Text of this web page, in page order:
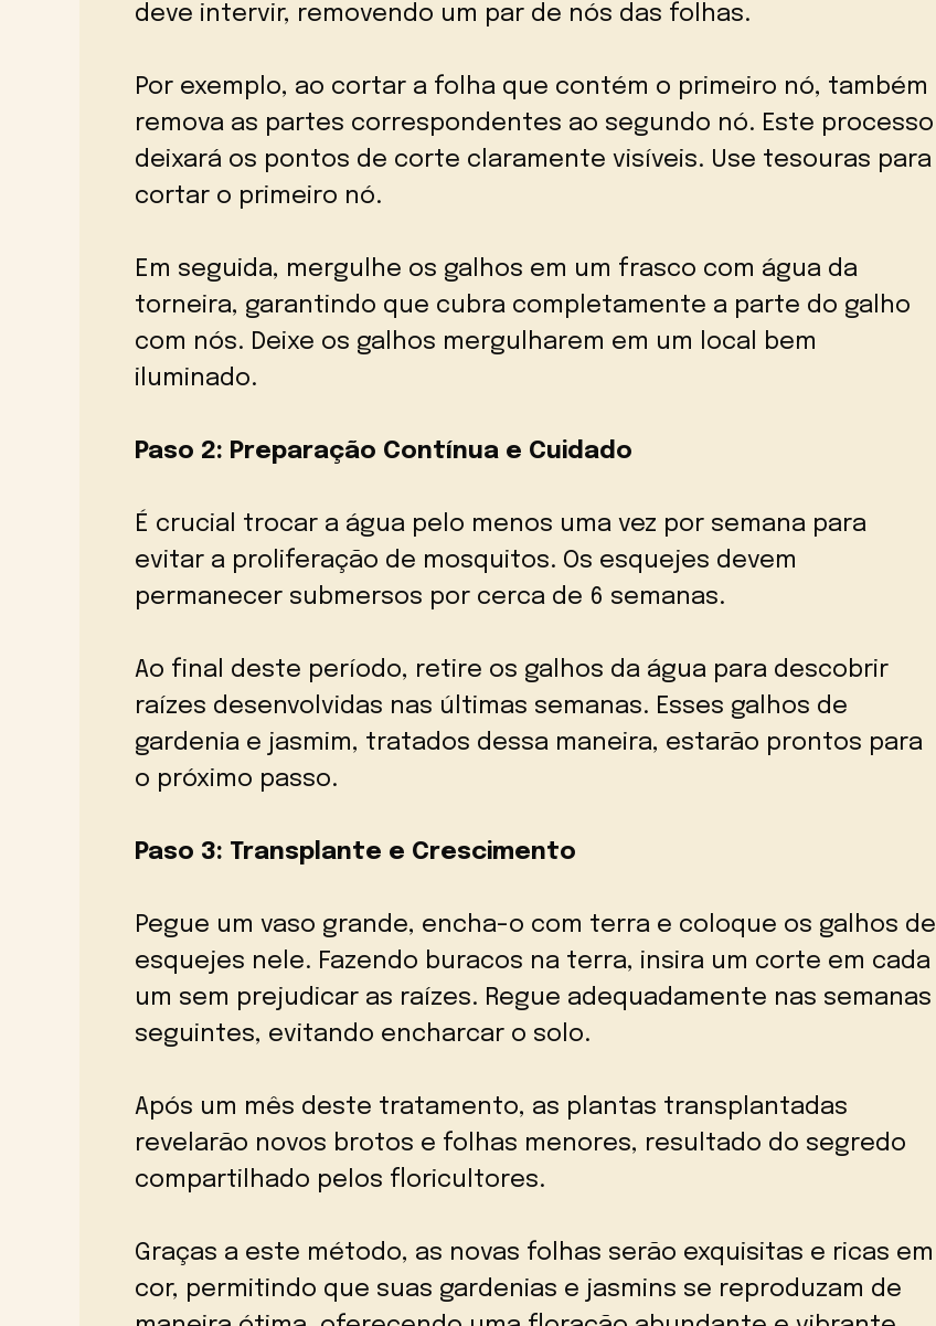
deve intervir, removendo um par de nós das folhas.
Por exemplo, ao cortar a folha que contém o primeiro nó, também
remova as partes correspondentes ao segundo nó. Este processo
deixará os pontos de corte claramente visíveis. Use tesouras para
cortar o primeiro nó.
Em seguida, mergulhe os galhos em um frasco com água da
torneira, garantindo que cubra completamente a parte do galho
com nós. Deixe os galhos mergulharem em um local bem
iluminado.
Paso 2: Preparação Contínua e Cuidado
É crucial trocar a água pelo menos uma vez por semana para
evitar a proliferação de mosquitos. Os esquejes devem
permanecer submersos por cerca de 6 semanas.
Ao final deste período, retire os galhos da água para descobrir
raízes desenvolvidas nas últimas semanas. Esses galhos de
gardenia e jasmim, tratados dessa maneira, estarão prontos para
o próximo passo.
Paso 3: Transplante e Crescimento
Pegue um vaso grande, encha-o com terra e coloque os galhos de
esquejes nele. Fazendo buracos na terra, insira um corte em cada
um sem prejudicar as raízes. Regue adequadamente nas semanas
seguintes, evitando encharcar o solo.
Após um mês deste tratamento, as plantas transplantadas
revelarão novos brotos e folhas menores, resultado do segredo
compartilhado pelos floricultores.
Graças a este método, as novas folhas serão exquisitas e ricas em
cor, permitindo que suas gardenias e jasmins se reproduzam de